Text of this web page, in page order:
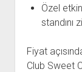
Özel
standını
Fiyat
Club Sweet